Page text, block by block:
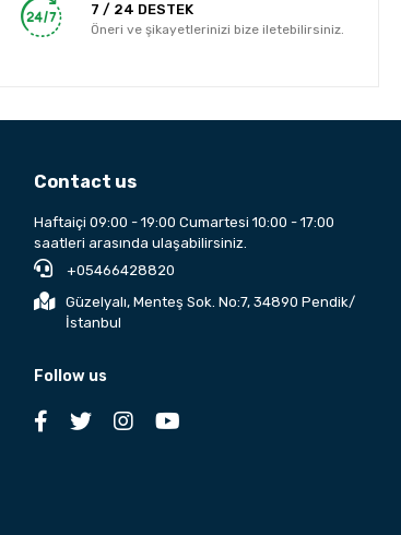
7 / 24 DESTEK
Öneri ve şikayetlerinizi bize iletebilirsiniz.
Contact us
Haftaiçi 09:00 - 19:00 Cumartesi 10:00 - 17:00
saatleri arasında ulaşabilirsiniz.
+05466428820
Güzelyalı, Menteş Sok. No:7, 34890 Pendik/
İstanbul
Follow us